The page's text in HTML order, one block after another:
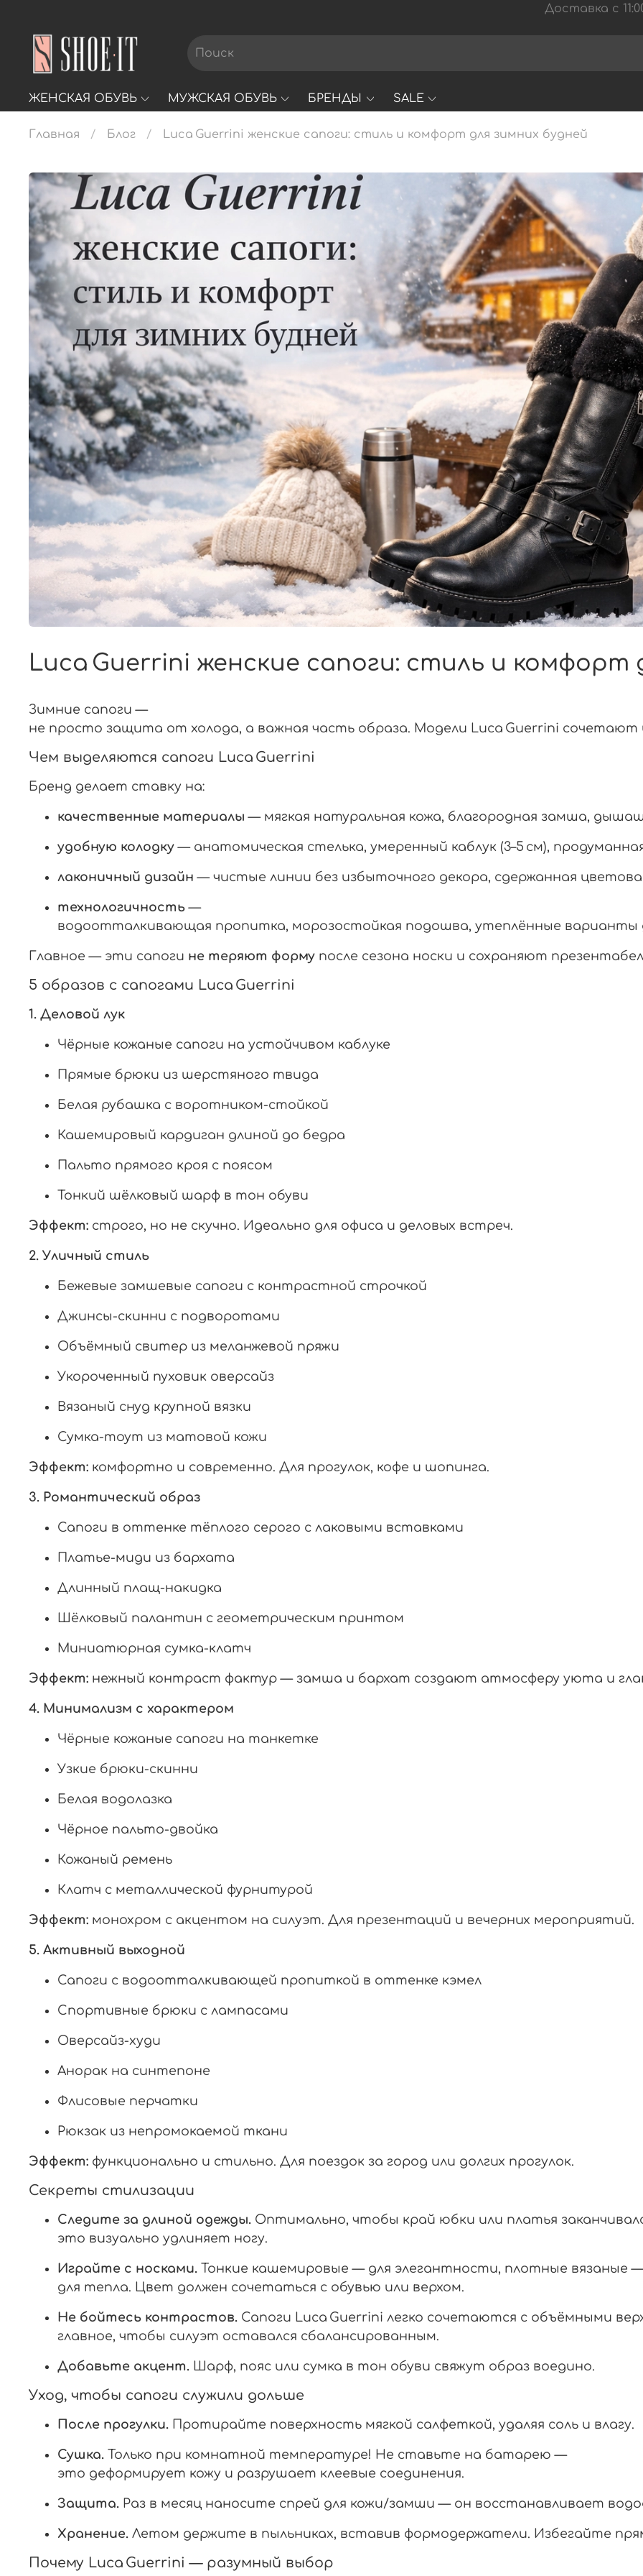
Доставка с
ЖЕНСКАЯ ОБУВЬ МУЖСКАЯ ОБУВЬ БРЕНДЫ SALE
Главная Блог Luca Guerrini женские сапоги: стиль и комфорт для зимних будней
Luca Guerrini женские сапоги: стиль и комфорт
Зимние сапоги —
не просто защита от холода, а важная часть образа. Модели Luca Guerrini сочетают
Чем выделяются сапоги Luca Guerrini
Бренд делает ставку на:
качественные материалы — мягкая натуральная кожа, благородная замша,
удобную колодку — анатомическая стелька, умеренный каблук (3–5 см),
лаконичный дизайн — чистые линии без избыточного декора, сдержанная
технологичность —
водоотталкивающая пропитка, морозостойкая подошва, утеплённые варианты
Главное — эти сапоги не теряют форму после сезона носки и сохраняют
5 образов с сапогами Luca Guerrini
1. Деловой лук
Чёрные кожаные сапоги на устойчивом каблуке
Прямые брюки из шерстяного твида
Белая рубашка с воротником-стойкой
Кашемировый кардиган длиной до бедра
Пальто прямого кроя с поясом
Тонкий шёлковый шарф в тон обуви
Эффект: строго, но не скучно. Идеально для офиса и деловых встреч.
2. Уличный стиль
Бежевые замшевые сапоги с контрастной строчкой
Джинсы-скинни с подворотами
Объёмный свитер из меланжевой пряжи
Укороченный пуховик оверсайз
Вязаный снуд крупной вязки
Сумка-тоут из матовой кожи
Эффект: комфортно и современно. Для прогулок, кофе и шопинга.
3. Романтический образ
Сапоги в оттенке тёплого серого с лаковыми вставками
Платье-миди из бархата
Длинный плащ-накидка
Шёлковый палантин с геометрическим принтом
Миниатюрная сумка-клатч
Эффект: нежный контраст фактур — замша и бархат создают атмосферу уюта и
4. Минимализм с характером
Чёрные кожаные сапоги на танкетке
Узкие брюки-скинни
Белая водолазка
Чёрное пальто-двойка
Кожаный ремень
Клатч с металлической фурнитурой
Эффект: монохром с акцентом на силуэт. Для презентаций и вечерних мероприятий.
5. Активный выходной
Сапоги с водоотталкивающей пропиткой в оттенке кэмел
Спортивные брюки с лампасами
Оверсайз-худи
Анорак на синтепоне
Флисовые перчатки
Рюкзак из непромокаемой ткани
Эффект: функционально и стильно. Для поездок за город или долгих прогулок.
Секреты стилизации
Следите за длиной одежды. Оптимально, чтобы край юбки или платья
это визуально удлиняет ногу.
Играйте с носками. Тонкие кашемировые — для элегантности, плотные вязаные —
для тепла. Цвет должен сочетаться с обувью или верхом.
Не бойтесь контрастов. Сапоги Luca Guerrini легко сочетаются с объёмными
главное, чтобы силуэт оставался сбалансированным.
Добавьте акцент. Шарф, пояс или сумка в тон обуви свяжут образ воедино.
Уход, чтобы сапоги служили дольше
После прогулки. Протирайте поверхность мягкой салфеткой, удаляя соль и влагу.
Сушка. Только при комнатной температуре! Не ставьте на батарею —
это деформирует кожу и разрушает клеевые соединения.
Защита. Раз в месяц наносите спрей для кожи/замши — он восстанавливает
Хранение. Летом держите в пыльниках, вставив формодержатели. Избегайте
Почему Luca Guerrini — разумный выбор